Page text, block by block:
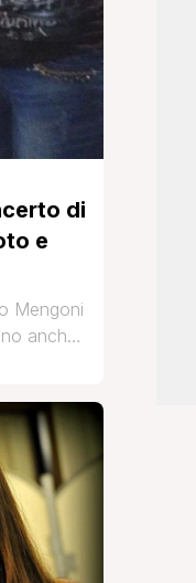
di
e
Mengoni
anche
e super